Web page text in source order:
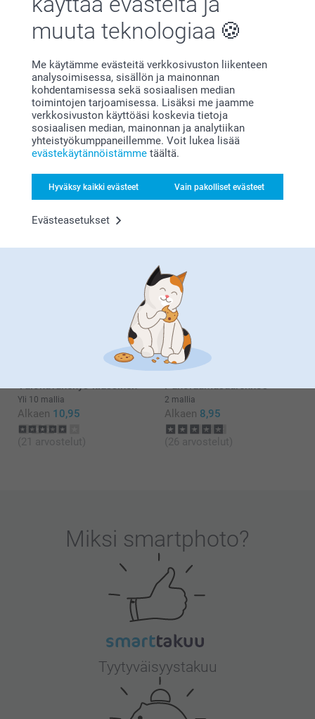
muuta teknologiaa
Me käytämme evästeitä verkkosivuston liikenteen
analysoimisessa, sisällön ja mainonnan
kohdentamisessa sekä sosiaalisen median
toimintojen tarjoamisessa. Lisäksi me jaamme
verkkosivuston käyttöäsi koskevia tietoja
sosiaalisen median, mainonnan ja analytiikan
yhteistyökumppaneillemme. Voit lukea lisää
evästekäytännöistämme täältä.
Hyväksy kaikki evästeet Vain pakolliset evästeet
Evästeasetukset
julisteesta, helppo tapa koristella kotisi omalla
taideteoksella 😊
Lämpimin kiitoksin,
Kirsi @smartphoto
Kuvajulisteiden värit olivat hyvät.
Näytä reaktiot
30.3.2026
14:52
Hei Raija,
Kiitos paljon ihanasta palautteestasi ja täydestä
viidestä tähdestä 🫶
On ilo kuulla, että julisteet vastasivat odotuksiasi. 😊
Lämpimin terveisin,
Kirsi @smartphoto
Maija,
29.12.2025
Hieno jälki
21.1.2026
15:39
saadaksesi apua, mikäli tarvitset sitä 😊
Liittyvät tuotteet
Alu Juliste
Yli 10 mallia
Alkaen
(19 arvostelut)
Valokuvakehys-klassinen
Yli 10 mallia
Alkaen 10,95
(21 arvostelut)
Panoraamasuurennos
2 mallia
Alkaen 8,95
(26 arvostelut)
Miksi smartphoto?
Tyytyväisyystakuu